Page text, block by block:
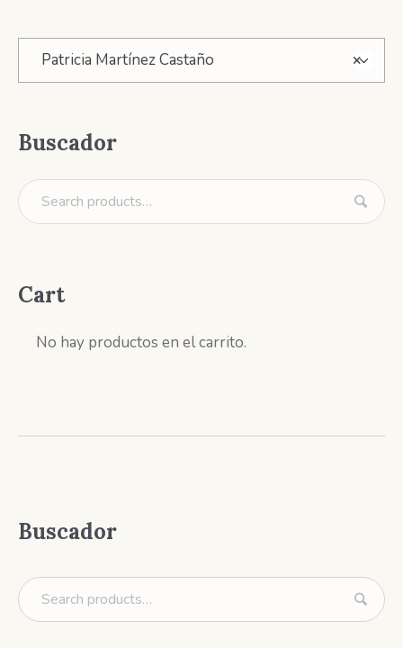
×
Patricia Martínez Castaño
Buscador
Cart
No hay productos en el carrito.
Buscador